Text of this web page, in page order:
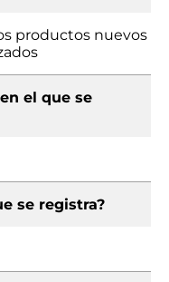
productos nuevos
el que se
se registra?